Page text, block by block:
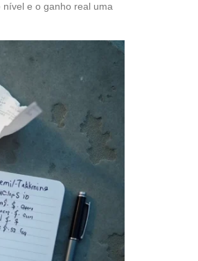
e o ganho real uma